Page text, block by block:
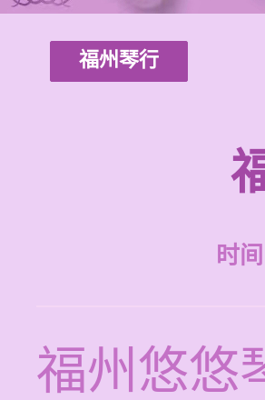
福州琴行
时
福州悠悠